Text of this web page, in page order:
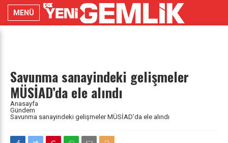
MENÜ
Savunma sanayindeki gelişmeler
MÜSİAD’da ele alındı
Anasayfa
Gündem
Savunma sanayindeki gelişmeler MÜSİAD’da ele alındı